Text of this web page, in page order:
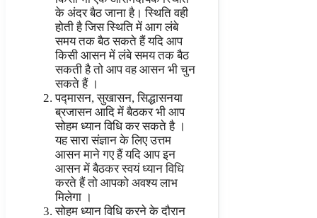
के अंदर बैठ जाना है। स्थिति वही
होती है जिस स्थिति में आग लंबे
समय तक बैठ सकते हैं यदि आप
किसी आसन में लंबे समय तक बैठ
सकती है तो आप वह आसन भी चुन
सकते हैं ।
पद्मासन, सुखासन, सिद्धासनया
ब्रजासन आदि में बैठकर भी आप
सोहम ध्यान विधि कर सकते है ।
यह सारा संज्ञान के लिए उत्तम
आसन माने गए हैं यदि आप इन
आसन में बैठकर स्वयं ध्यान विधि
करते हैं तो आपको अवश्य लाभ
मिलेगा ।
सोहम ध्यान विधि करने के दौरान